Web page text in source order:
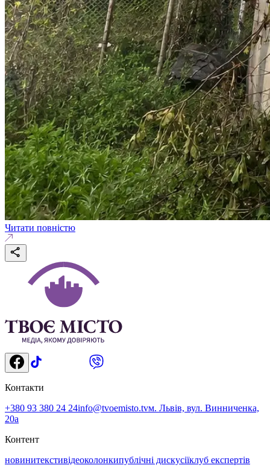
Читати повністю
Контакти
+380 93 380 24 24info@tvoemisto.tvм. Львів, вул. Винниченка,
20а
Контент
новинитекстивідеоколонкипублічні дискусіїклуб експертів